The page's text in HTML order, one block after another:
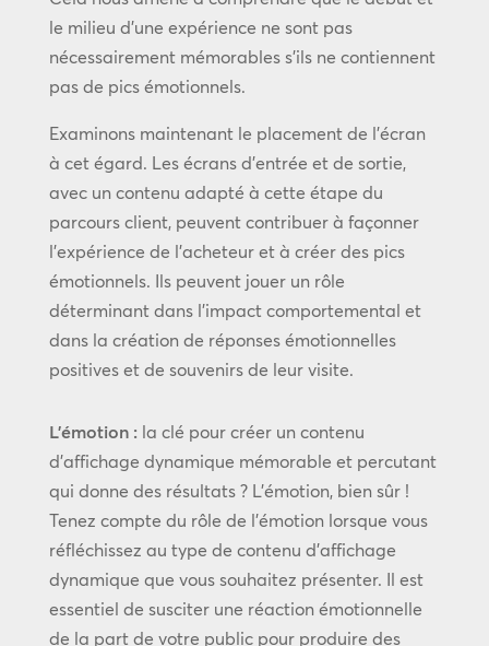
le milieu d’une expérience ne sont pas
nécessairement mémorables s’ils ne contiennent
pas de pics émotionnels.
Examinons maintenant le placement de l’écran
à cet égard. Les écrans d’entrée et de sortie,
avec un contenu adapté à cette étape du
parcours client, peuvent contribuer à façonner
l’expérience de l’acheteur et à créer des pics
émotionnels. Ils peuvent jouer un rôle
déterminant dans l’impact comportemental et
dans la création de réponses émotionnelles
positives et de souvenirs de leur visite.
L’émotion : la clé pour créer un contenu
d’affichage dynamique mémorable et percutant
qui donne des résultats ? L’émotion, bien sûr !
Tenez compte du rôle de l’émotion lorsque vous
réfléchissez au type de contenu d’affichage
dynamique que vous souhaitez présenter. Il est
essentiel de susciter une réaction émotionnelle
de la part de votre public pour produire des